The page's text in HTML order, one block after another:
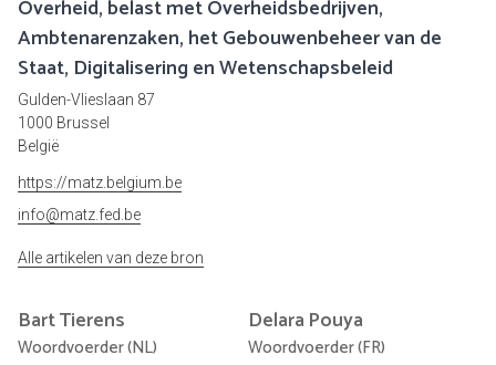
Overheid, belast met Overheidsbedrijven,
Ambtenarenzaken, het Gebouwenbeheer van de
Staat, Digitalisering en Wetenschapsbeleid
Gulden-Vlieslaan 87
1000 Brussel
België
https://matz.belgium.be
info@matz.fed.be
Alle artikelen van deze bron
BartTierens
Woordvoerder (NL)
Delara Pouya
Woordvoerder (FR)